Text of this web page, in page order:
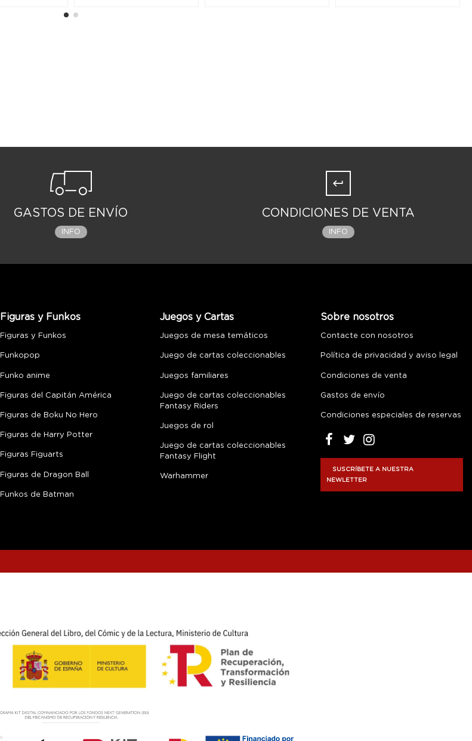
GASTOS DE ENVÍO
INFO
CONDICIONES DE VENTA
INFO
Figuras y Funkos
Figuras y Funkos
Funkopop
Funko anime
Figuras del Capitán América
Figuras de Boku No Hero
Figuras de Harry Potter
Figuras Figuarts
Figuras de Dragon Ball
Funkos de Batman
Juegos y Cartas
Juegos de mesa temáticos
Juego de cartas coleccionables
Juegos familiares
Juego de cartas coleccionables
Fantasy Riders
Juegos de rol
Juego de cartas coleccionables
Fantasy Flight
Warhammer
Sobre nosotros
Contacte con nosotros
Política de privacidad y aviso legal
Condiciones de venta
Gastos de envío
Condiciones especiales de reservas
SUSCRÍBETE A NUESTRA
NEWLETTER